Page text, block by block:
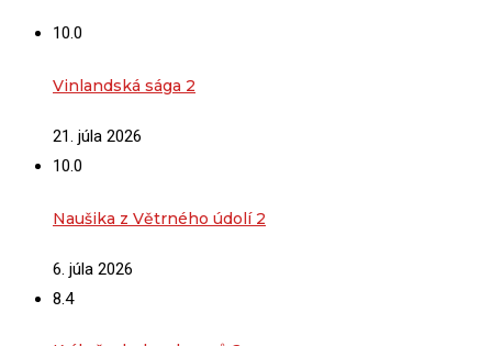
10.0
Vinlandská sága 2
21. júla 2026
10.0
Naušika z Větrného údolí 2
6. júla 2026
8.4